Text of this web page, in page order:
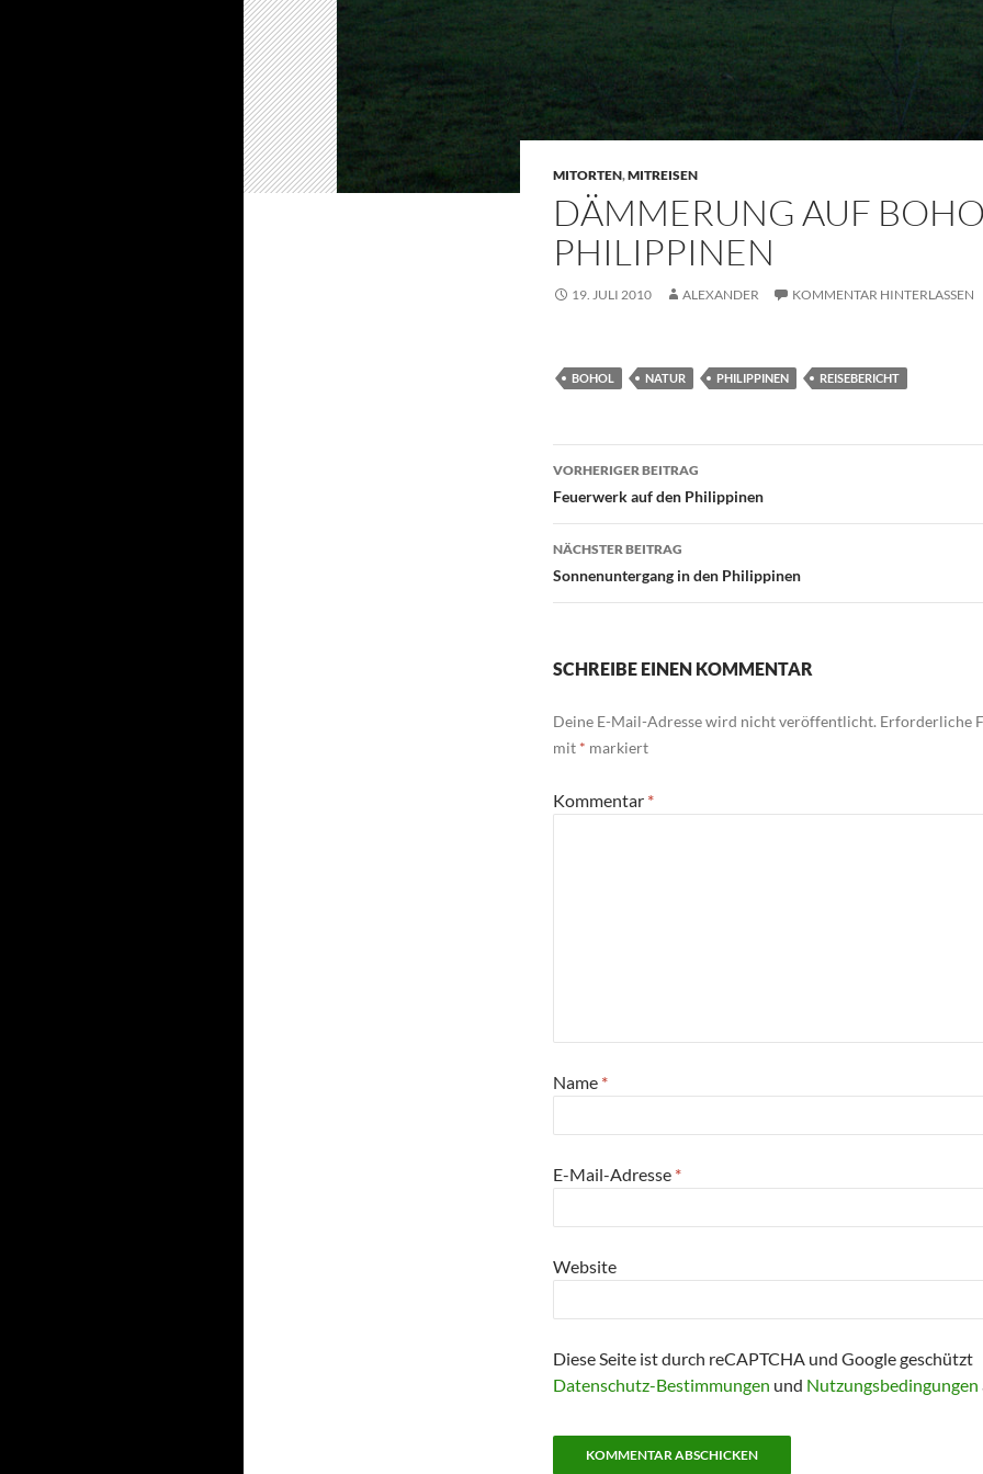
MITORTEN,MITREISEN
DÄMMERUNG AUF
PHILIPPINEN
19. JULI 2010 ALEXANDER KOMMENTAR HINTERLASSEN
BOHOL NATUR PHILIPPINEN REISEBERICHT
Beitragsnavigation
VORHERIGER BEITRAG
Feuerwerk auf den Philippinen
NÄCHSTER BEITRAG
Sonnenuntergang in den Philippinen
SCHREIBE EINEN KOMMENTAR
Deine E-Mail-Adresse wird nicht veröffentlicht. Erforderliche
mit * markiert
Kommentar *
Name *
E-Mail-Adresse *
Website
Diese Seite ist durch reCAPTCHA und Google geschützt
Datenschutz-Bestimmungen und Nutzungsbedingungen